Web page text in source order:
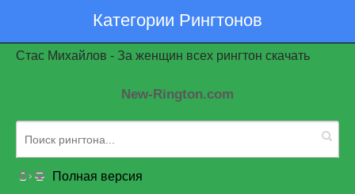
Категории Рингтонов
Стас Михайлов - За женщин всех рингтон скачать
New-Rington.com
Полная версия